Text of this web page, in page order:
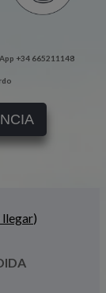
+34 665211148
llegar)